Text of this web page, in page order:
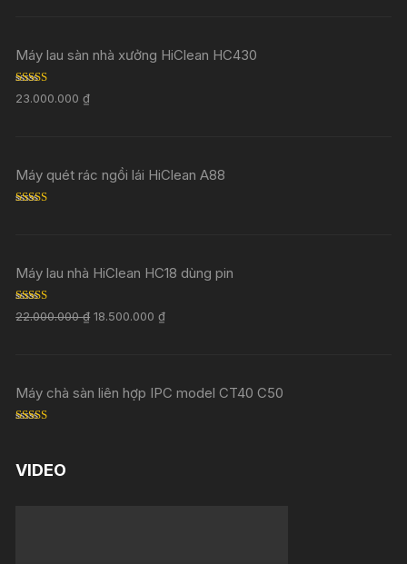
Máy lau sàn nhà xưởng HiClean HC430
Rated5.00
out of 5
23.000.000₫
Máy quét rác ngồi lái HiClean A88
Máy lau nhà HiClean HC18 dùng pin
Rated5.00
out of 5
22.000.000₫ 18.500.000₫
Máy chà sàn liên hợp IPC model CT40 C50
VIDEO